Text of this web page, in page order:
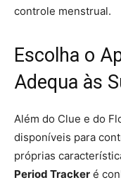
controle menstrual.
Escolha o
Adequa às
Além do Clue e do
disponíveis para
próprias
Period Tracker é